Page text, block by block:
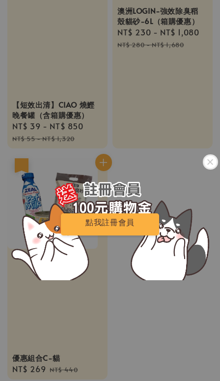
點我註冊會員
【短效出清】CIAO 燒鰹
晚餐罐（含箱購優惠）
Sale
price
NT$ 39 - NT$ 850
NT$ 55-NT$ 1,320
澳洲LOGIN-強效除臭稻
殼貓砂-6L（箱購優惠）
Sale
price
NT$ 230 - NT$ 1,080
NT$ 280-NT$ 1,680
優惠組合C-貓
Sale
NT$ 269 Regular
NT$ 440